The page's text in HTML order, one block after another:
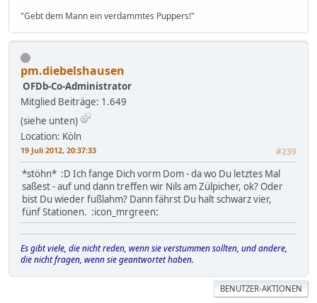
"Gebt dem Mann ein verdammtes Puppers!"
pm.diebelshausen
OFDb-Co-Administrator
Mitglied Beiträge: 1.649
(siehe unten)
Location: Köln
19 Juli 2012, 20:37:33 #239
*stöhn* :D Ich fange Dich vorm Dom - da wo Du letztes Mal
saßest - auf und dann treffen wir Nils am Zülpicher, ok? Oder
bist Du wieder fußlahm? Dann fährst Du halt schwarz vier,
fünf Stationen. :icon_mrgreen:
Es gibt viele, die nicht reden, wenn sie verstummen sollten, und andere,
die nicht fragen, wenn sie geantwortet haben.
BENUTZER-AKTIONEN